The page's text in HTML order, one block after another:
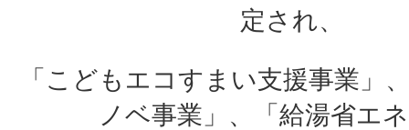
定され、
「こどもエコすまい支援事業」
ノベ事業」、「給湯省エ